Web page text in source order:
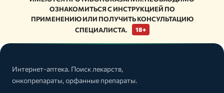
ОЗНАКОМИТЬСЯ С ИНСТРУКЦИЕЙ ПО
ПРИМЕНЕНИЮ ИЛИ ПОЛУЧИТЬ КОНСУЛЬТАЦИЮ
СПЕЦИАЛИСТА.
18+
Интернет-аптека. Поиск лекарств,
онкопрепараты, орфанные препараты.